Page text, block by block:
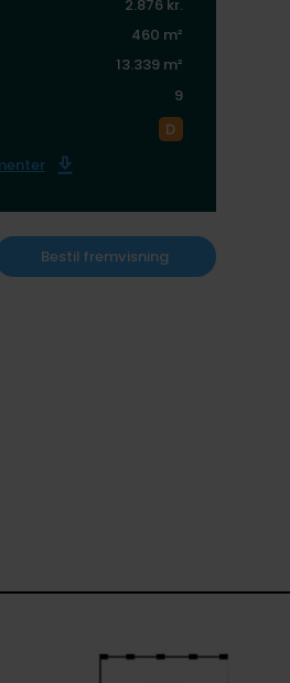
2.876 kr.
460 m²
13.339 m²
9
Bestil fremvisning